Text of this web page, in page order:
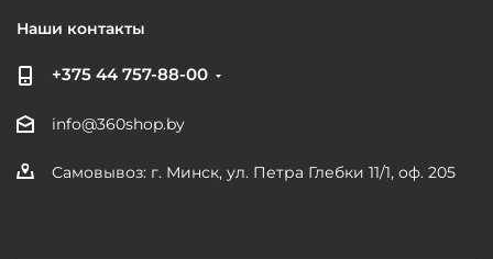
Наши контакты
+375 44 757-88-00
info@360shop.by
Самовывоз: г. Минск, ул. Петра Глебки 11/1, оф. 205